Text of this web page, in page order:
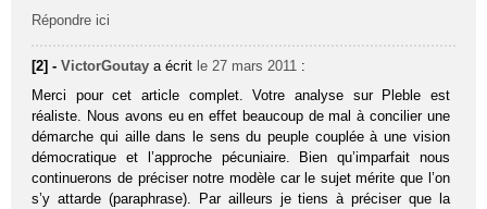
Répondre ici
[2] -VictorGoutay a écrit le 27 mars 2011 :
Merci pour cet article complet. Votre analyse sur Pleble est
réaliste. Nous avons eu en effet beaucoup de mal à concilier une
démarche qui aille dans le sens du peuple couplée à une vision
démocratique et l’approche pécuniaire. Bien qu’imparfait nous
continuerons de préciser notre modèle car le sujet mérite que l’on
s’y attarde (paraphrase). Par ailleurs je tiens à préciser que la